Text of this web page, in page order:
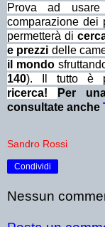
Prova ad
comparazione dei
permetterà di
e prezzi delle
il mondo
140). Il tutto è
ricerca!
Per
consultate anche
Sandro Rossi
Condividi
Nessun